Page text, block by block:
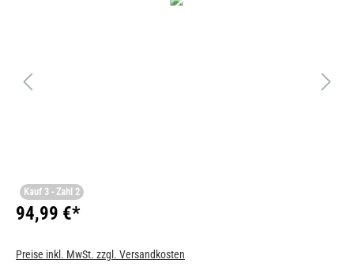
Kauf 3 - Zahl 2
94,99 €*
Preise inkl. MwSt. zzgl. Versandkosten